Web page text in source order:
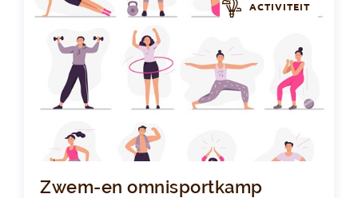
ACTIVITEIT
Zwem-en omnisportkamp